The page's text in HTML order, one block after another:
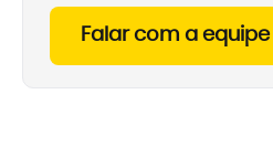
Falar com a equipe